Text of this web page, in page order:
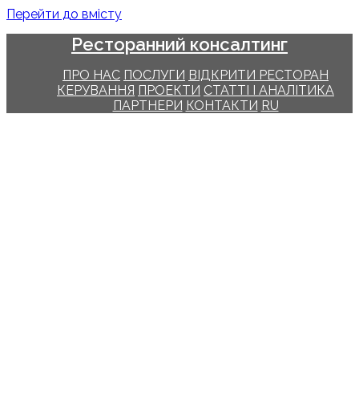
Перейти до вмісту
Ресторанний консалтинг
ПРО НАС ПОСЛУГИ ВІДКРИТИ РЕСТОРАН
КЕРУВАННЯ ПРОЕКТИ СТАТТІ І АНАЛІТИКА
ПАРТНЕРИ КОНТАКТИ RU